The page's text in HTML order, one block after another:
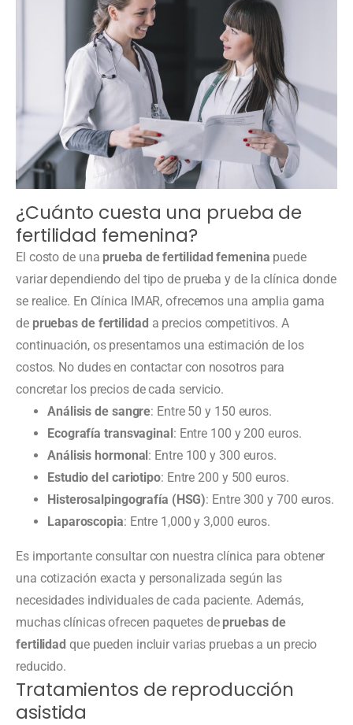
¿Cuánto cuesta una prueba de
fertilidad femenina?
El costo de una prueba de fertilidad femenina puede
variar dependiendo del tipo de prueba y de la clínica donde
se realice. En Clínica IMAR, ofrecemos una amplia gama
de pruebas de fertilidad a precios competitivos. A
continuación, os presentamos una estimación de los
costos. No dudes en contactar con nosotros para
concretar los precios de cada servicio.
Análisis de sangre: Entre 50 y 150 euros.
Ecografía transvaginal: Entre 100 y 200 euros.
Análisis hormonal: Entre 100 y 300 euros.
Estudio del cariotipo: Entre 200 y 500 euros.
Histerosalpingografía (HSG): Entre 300 y 700 euros.
Laparoscopia: Entre 1,000 y 3,000 euros.
Es importante consultar con nuestra clínica para obtener
una cotización exacta y personalizada según las
necesidades individuales de cada paciente. Además,
muchas clínicas ofrecen paquetes de pruebas de
fertilidad que pueden incluir varias pruebas a un precio
reducido.
Tratamientos de reproducción
asistida